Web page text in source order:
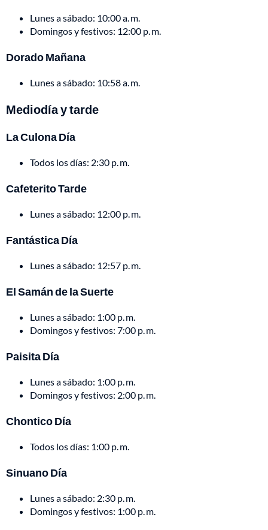
Lunes a sábado: 10:00 a. m.
Domingos y festivos: 12:00 p. m.
Dorado Mañana
Lunes a sábado: 10:58 a. m.
Mediodía y tarde
La Culona Día
Todos los días: 2:30 p. m.
Cafeterito Tarde
Lunes a sábado: 12:00 p. m.
Fantástica Día
Lunes a sábado: 12:57 p. m.
El Samán de la Suerte
Lunes a sábado: 1:00 p. m.
Domingos y festivos: 7:00 p. m.
Paisita Día
Lunes a sábado: 1:00 p. m.
Domingos y festivos: 2:00 p. m.
Chontico Día
Todos los días: 1:00 p. m.
Sinuano Día
Lunes a sábado: 2:30 p. m.
Domingos y festivos: 1:00 p. m.